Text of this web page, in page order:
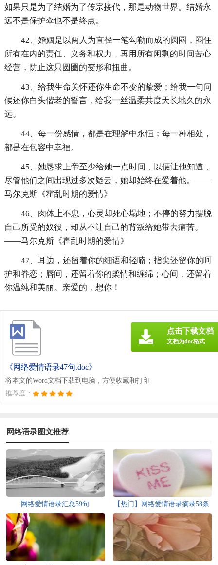
如果只是为了结婚为了传宗接代，那是动物世界。结婚永
远不是保护伞也不是终点。
42、婚姻是以两人为直径一笔勾勒而成的圆圈，圈住
所有在内的责任、义务和权力，再用所有闲剩的时间苦心
经营，防止这只圆圈的变形和扭曲。
43、给我生命关怀还你生命不变的挚爱；给我一句问
候还你白头偕老的誓言，给我一丝温柔共度天长地久的永
远。
44、每一份感情，都是在理解中永恒；每一种相处，
都是在包容中幸福。
45、她恳求上帝至少给她一点时间，以便让他知道，
尽管他们之间出现过多次疑云，她却始终在爱着他。——
马尔克斯《霍乱时期的爱情》
46、肉体上不忠，心灵却死心塌地；不停的努力摆脱
自己所受的奴役，却从不让自己的背叛给她带去痛苦。
——马尔克斯《霍乱时期的爱情》
47、耳边，还留着你的细语和轻喃；指尖还留你的呵
护和眷恋；唇间，还留着你的柔情和缠绵；心间，还留着
你温纯和美丽。亲爱的，想你！
《网络爱情语录47句.doc》
将本文的Word文档下载到电脑，方便收藏和打印
推荐度：
点击下载文档
文档为doc格式
网络语录图文推荐
网络爱情语录汇总59句 【热门】网络爱情语录摘录58条